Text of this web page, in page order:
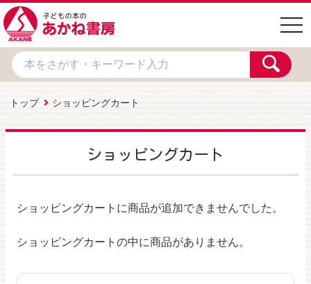
トップ ショッピングカート
ショッピングカート
ショッピングカートに商品が追加できませんでした。
ショッピングカートの中に商品がありません。